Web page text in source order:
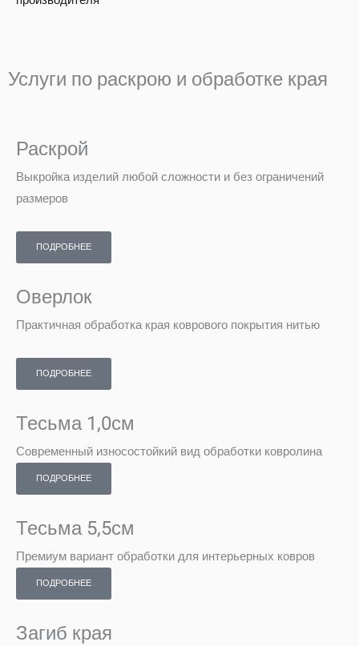
Услуги по раскрою и обработке края
Раскрой
Выкройка изделий любой сложности и без ограничений
размеров
ПОДРОБНЕЕ
Оверлок
Практичная обработка края коврового покрытия нитью
ПОДРОБНЕЕ
Тесьма 1,0см
Современный износостойкий вид обработки ковролина
ПОДРОБНЕЕ
Тесьма 5,5см
Премиум вариант обработки для интерьерных ковров
ПОДРОБНЕЕ
Загиб края